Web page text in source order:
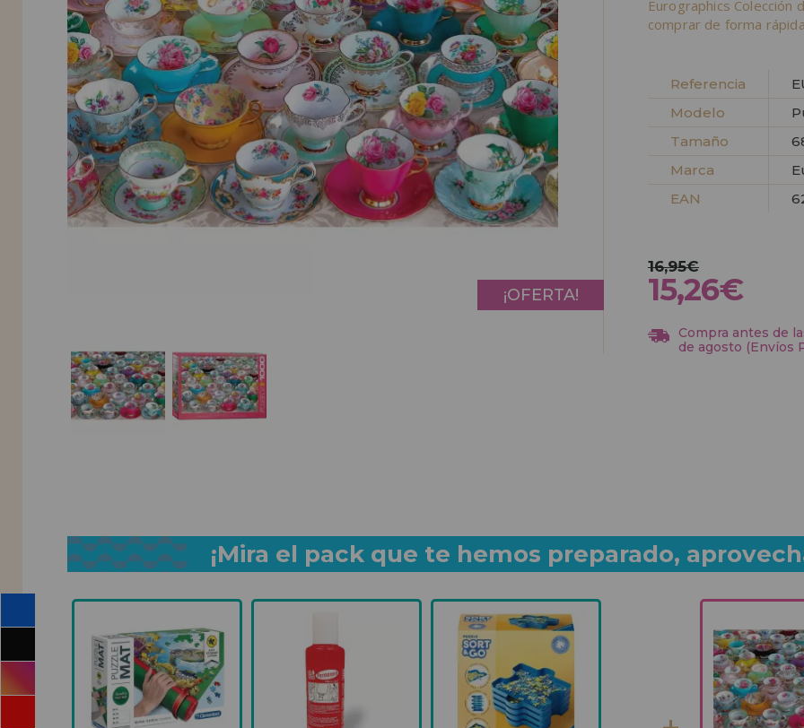
INFORMACIÓN
955 333 133
info@casadelpuzzle.com
Eurographics Colección
comprar de forma
Referencia
Modelo
Tamaño
Marca
EAN
¡OFERTA!
16,95€
15,26€
Compra antes de
de agosto (Envíos
¡Mira el pack que te hemos preparado,